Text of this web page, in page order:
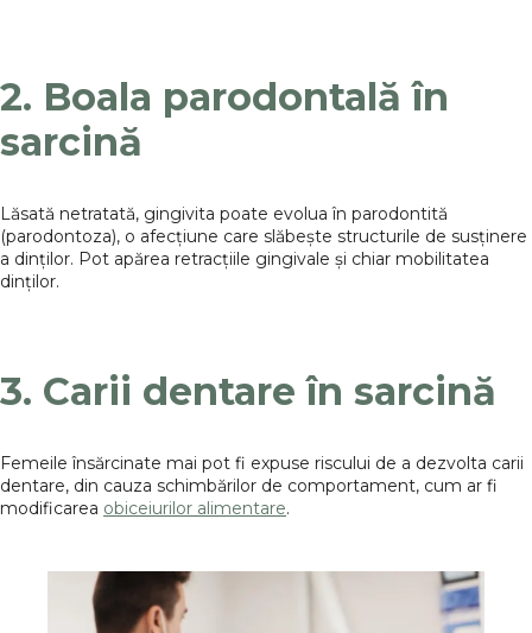
2. Boala parodontală în
sarcină
Lăsată netratată, gingivita poate evolua în parodontită
(parodontoza), o afecțiune care slăbește structurile de susținere
a dinților. Pot apărea retracțiile gingivale și chiar mobilitatea
dinților.
3. Carii dentare în sarcină
Femeile însărcinate mai pot fi expuse riscului de a dezvolta carii
dentare, din cauza schimbărilor de comportament, cum ar fi
modificarea obiceiurilor alimentare.